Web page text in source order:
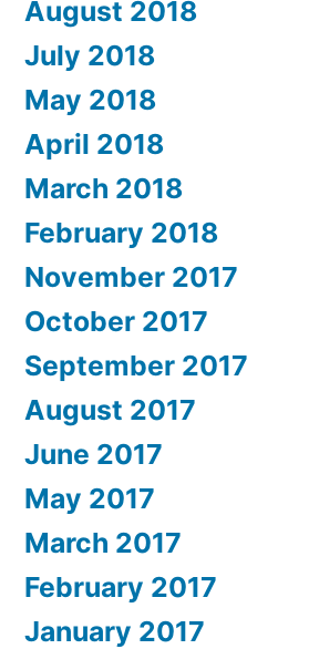
August 2018
July 2018
May 2018
April 2018
March 2018
February 2018
November 2017
October 2017
September 2017
August 2017
June 2017
May 2017
March 2017
February 2017
January 2017